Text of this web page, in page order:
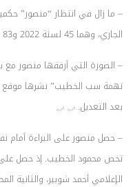
الجاري، وهما 45 لسنة 2022 و83 لسنة 2022.
– الصورة التي أرفقها منصور مع
تهمة سب الخطيب” نشرها موقع
بعد التعديل.
– حصل منصور على البراءة أمام
تخص محمود الخطيب. إذ حصل على
الإعلامي أحمد شوبير، والثانية